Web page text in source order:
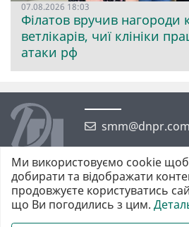
07.08.2026 18:03
Філатов вручив нагороди
ветлікарів, чиї клініки
атаки рф
©2026 https://dnpr.com.ua Дніпровська
Ми використовуємо cookie
добирати та відображати
продовжуєте користуватись
що Ви погодились з цим.